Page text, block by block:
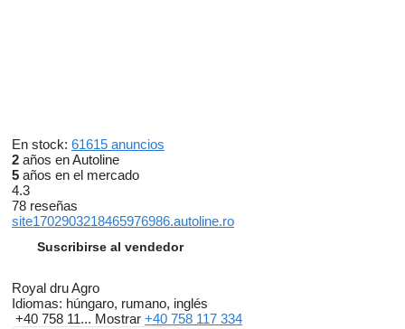
En stock: 61615 anuncios
2 años en Autoline
5 años en el mercado
4.3
78 reseñas
site1702903218465976986.autoline.ro
Suscribirse al vendedor
Royal dru Agro
Idiomas: húngaro, rumano, inglés
+40 758 11... Mostrar +40 758 117 334